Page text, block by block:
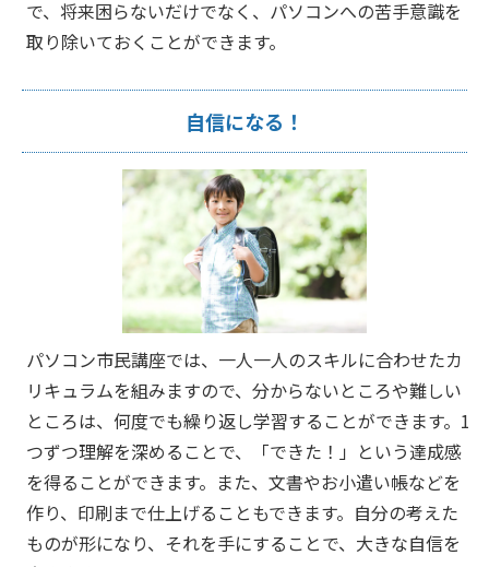
で、将来困らないだけでなく、パソコンへの苦手意識を
取り除いておくことができます。
自信になる！
パソコン市民講座では、一人一人のスキルに合わせたカ
リキュラムを組みますので、分からないところや難しい
ところは、何度でも繰り返し学習することができます。1
つずつ理解を深めることで、「できた！」という達成感
を得ることができます。また、文書やお小遣い帳などを
作り、印刷まで仕上げることもできます。自分の考えた
ものが形になり、それを手にすることで、大きな自信を